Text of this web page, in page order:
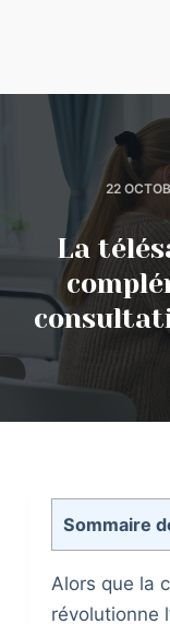
o
t
n
22
La
Sommaire
Alors que la
révolutionne